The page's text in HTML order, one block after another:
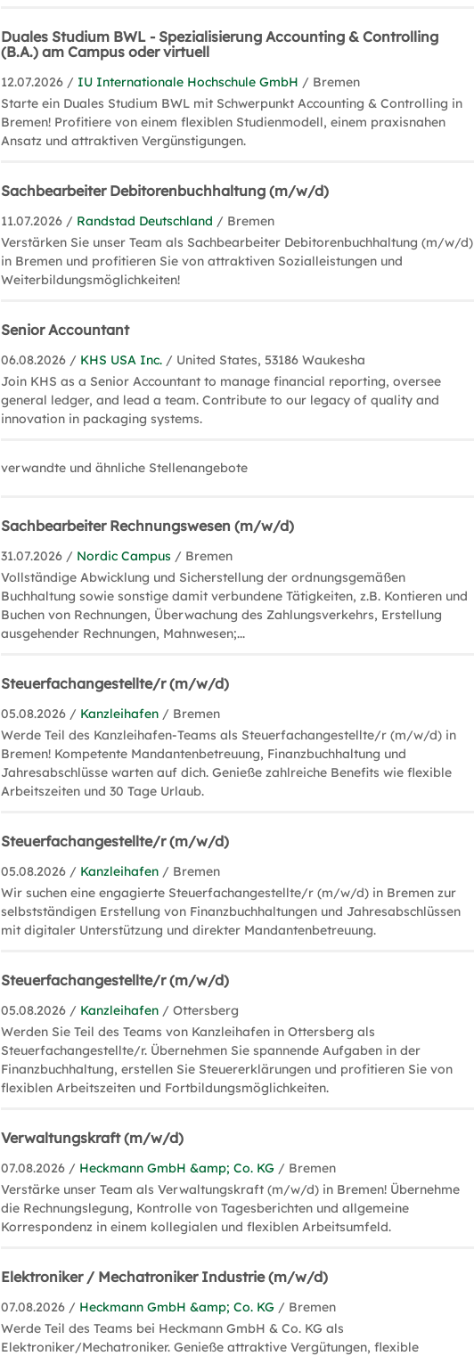
Duales Studium BWL - Spezialisierung Accounting & Controlling
(B.A.) am Campus oder virtuell
12.07.2026 / IU Internationale Hochschule GmbH / Bremen
Starte ein Duales Studium BWL mit Schwerpunkt Accounting & Controlling in
Bremen! Profitiere von einem flexiblen Studienmodell, einem praxisnahen
Ansatz und attraktiven Vergünstigungen.
Sachbearbeiter Debitorenbuchhaltung (m/w/d)
11.07.2026 / Randstad Deutschland / Bremen
Verstärken Sie unser Team als Sachbearbeiter Debitorenbuchhaltung (m/w/d)
in Bremen und profitieren Sie von attraktiven Sozialleistungen und
Weiterbildungsmöglichkeiten!
Senior Accountant
06.08.2026 / KHS USA Inc. / United States, 53186 Waukesha
Join KHS as a Senior Accountant to manage financial reporting, oversee
general ledger, and lead a team. Contribute to our legacy of quality and
innovation in packaging systems.
verwandte und ähnliche Stellenangebote
Sachbearbeiter Rechnungswesen (m/w/d)
31.07.2026 / Nordic Campus / Bremen
Vollständige Abwicklung und Sicherstellung der ordnungsgemäßen
Buchhaltung sowie sonstige damit verbundene Tätigkeiten, z.B. Kontieren und
Buchen von Rechnungen, Überwachung des Zahlungsverkehrs, Erstellung
ausgehender Rechnungen, Mahnwesen;...
Steuerfachangestellte/r (m/w/d)
05.08.2026 / Kanzleihafen / Bremen
Werde Teil des Kanzleihafen-Teams als Steuerfachangestellte/r (m/w/d) in
Bremen! Kompetente Mandantenbetreuung, Finanzbuchhaltung und
Jahresabschlüsse warten auf dich. Genieße zahlreiche Benefits wie flexible
Arbeitszeiten und 30 Tage Urlaub.
Steuerfachangestellte/r (m/w/d)
05.08.2026 / Kanzleihafen / Bremen
Wir suchen eine engagierte Steuerfachangestellte/r (m/w/d) in Bremen zur
selbstständigen Erstellung von Finanzbuchhaltungen und Jahresabschlüssen
mit digitaler Unterstützung und direkter Mandantenbetreuung.
Steuerfachangestellte/r (m/w/d)
05.08.2026 / Kanzleihafen / Ottersberg
Werden Sie Teil des Teams von Kanzleihafen in Ottersberg als
Steuerfachangestellte/r. Übernehmen Sie spannende Aufgaben in der
Finanzbuchhaltung, erstellen Sie Steuererklärungen und profitieren Sie von
flexiblen Arbeitszeiten und Fortbildungsmöglichkeiten.
Verwaltungskraft (m/w/d)
07.08.2026 / Heckmann GmbH &amp; Co. KG / Bremen
Verstärke unser Team als Verwaltungskraft (m/w/d) in Bremen! Übernehme
die Rechnungslegung, Kontrolle von Tagesberichten und allgemeine
Korrespondenz in einem kollegialen und flexiblen Arbeitsumfeld.
Elektroniker / Mechatroniker Industrie (m/w/d)
07.08.2026 / Heckmann GmbH &amp; Co. KG / Bremen
Werde Teil des Teams bei Heckmann GmbH & Co. KG als
Elektroniker/Mechatroniker. Genieße attraktive Vergütungen, flexible